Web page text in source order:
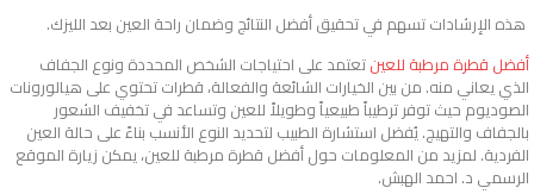
هذه الإرشادات تسهم في تحقيق أفضل النتائج وضمان راحة العين بعد الليزك.
أفضل قطرة مرطبة للعينتعتمد على احتياجات الشخص المحددة ونوع الجفاف
الذي يعاني منه. من بين الخيارات الشائعة والفعالة، قطرات تحتوي على هيالورونات
الصوديوم حيث توفر ترطيباً طبيعياً وطويلاً للعين وتساعد في تخفيف الشعور
بالجفاف والتهيج. يُفضل استشارة الطبيب لتحديد النوع الأنسب بناءً على حالة العين
الفردية. لمزيد من المعلومات حول أفضل قطرة مرطبة للعين، يمكن زيارة الموقع
الرسمي د. احمد الهبش.